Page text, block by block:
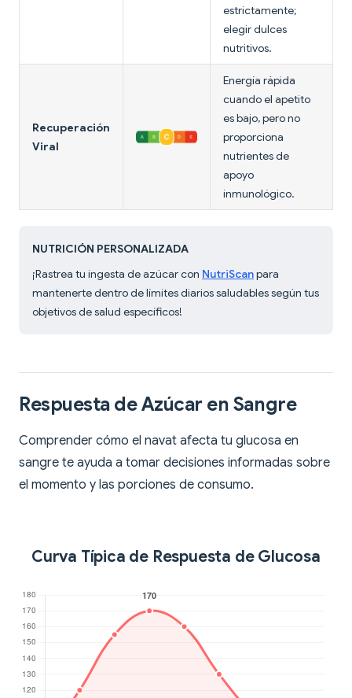
estrictamente;
elegir dulces
nutritivos.
Recuperación
Viral
Energía rápida
cuando el apetito
es bajo, pero no
proporciona
nutrientes de
apoyo
inmunológico.
NUTRICIÓN PERSONALIZADA
¡Rastrea tu ingesta de azúcar con NutriScanpara
mantenerte dentro de límites diarios saludables según tus
objetivos de salud específicos!
Respuesta de Azúcar en Sangre
Comprender cómo el navat afecta tu glucosa en
sangre te ayuda a tomar decisiones informadas sobre
el momento y las porciones de consumo.
Curva Típica de Respuesta de Glucosa